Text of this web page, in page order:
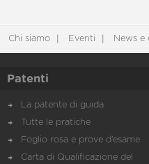
Chi siamo Eventi News e
Patenti
La patente di guida
Tutte le pratiche
Foglio rosa e prove d’esame
Carta di Qualificazione del